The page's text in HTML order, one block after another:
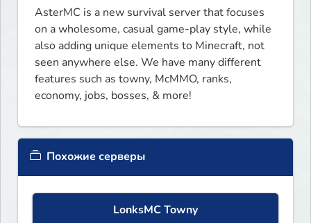
AsterMC is a new survival server that focuses
on a wholesome, casual game-play style, while
also adding unique elements to Minecraft, not
seen anywhere else. We have many different
features such as towny, McMMO, ranks,
economy, jobs, bosses, & more!
Похожие серверы
LonksMC Towny